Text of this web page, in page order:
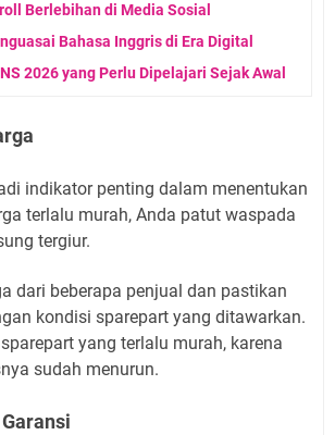
Berlebihan di Media Sosial
Bahasa Inggris di Era Digital
2026 yang Perlu Dipelajari Sejak Awal
indikator penting dalam menentukan
terlalu murah, Anda patut waspada
tergiur.
dari beberapa penjual dan pastikan
kondisi sparepart yang ditawarkan.
yang terlalu murah, karena
sudah menurun.